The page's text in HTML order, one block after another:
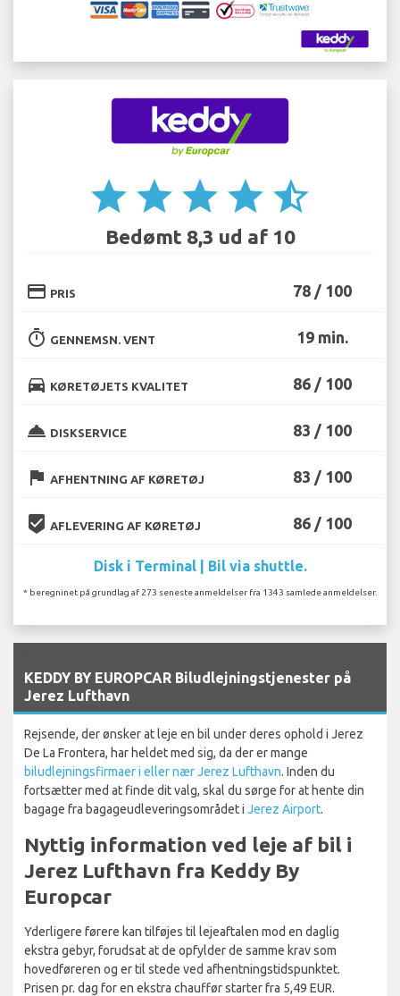
star star star star star_half
Bedømt 8,3 ud af 10
credit_card PRIS 78 / 100
timer GENNEMSN. VENT 19 min.
directions_car KØRETØJETS KVALITET 86 / 100
room_service DISKSERVICE 83 / 100
flag AFHENTNING AF KØRETØJ 83 / 100
beenhere AFLEVERING AF KØRETØJ 86 / 100
Disk i Terminal | Bil via shuttle.
* beregninet på grundlag af 273 seneste anmeldelser fra 1343 samlede anmeldelser.
KEDDY BY EUROPCAR Biludlejningstjenester på
Jerez Lufthavn
Rejsende, der ønsker at leje en bil under deres ophold i Jerez
De La Frontera, har heldet med sig, da der er mange
biludlejningsfirmaer i eller nær Jerez Lufthavn. Inden du
fortsætter med at finde dit valg, skal du sørge for at hente din
bagage fra bagageudleveringsområdet i Jerez Airport.
Nyttig information ved leje af bil i
Jerez Lufthavn fra Keddy By
Europcar
Yderligere førere kan tilføjes til lejeaftalen mod en daglig
ekstra gebyr, forudsat at de opfylder de samme krav som
hovedføreren og er til stede ved afhentningstidspunktet.
Prisen pr. dag for en ekstra chauffør starter fra 5,49 EUR.